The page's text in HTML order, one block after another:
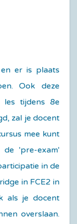
er is plaats
Ook deze
tijdens 8e
zal je docent
mee kunt
'pre-exam'
in de
in FCE2 in
als je docent
overslaan.